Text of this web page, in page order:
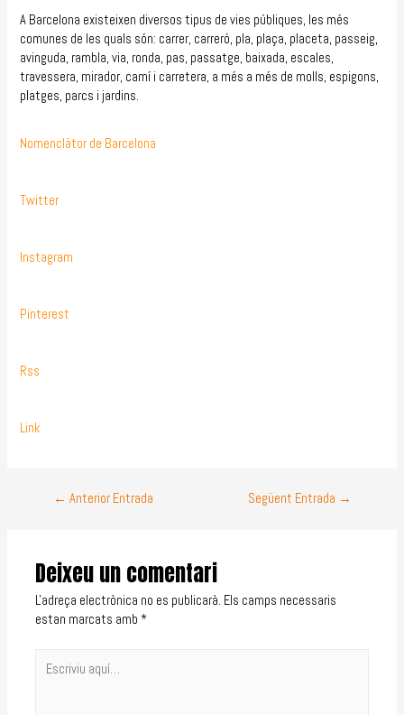
A Barcelona existeixen diversos tipus de vies públiques, les més
comunes de les quals són: carrer, carreró, pla, plaça, placeta, passeig,
avinguda, rambla, via, ronda, pas, passatge, baixada, escales,
travessera, mirador, camí i carretera, a més a més de molls, espigons,
platges, parcs i jardins.
Nomenclàtor de Barcelona
Twitter
Instagram
Pinterest
Rss
Link
← Anterior Entrada Següent Entrada →
Deixeu un comentari
L'adreça electrònica no es publicarà. Els camps necessaris
estan marcats amb*